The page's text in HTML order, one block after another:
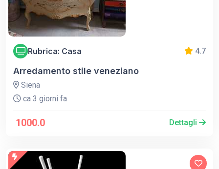
Rubrica: Casa 4.7
Arredamento stile veneziano
Siena
ca 3 giorni fa
1000.0 Dettagli